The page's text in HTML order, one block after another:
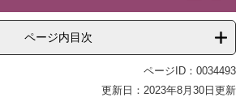
ページ内目次
ページID：0034493
更新日：2023年8月30日更新